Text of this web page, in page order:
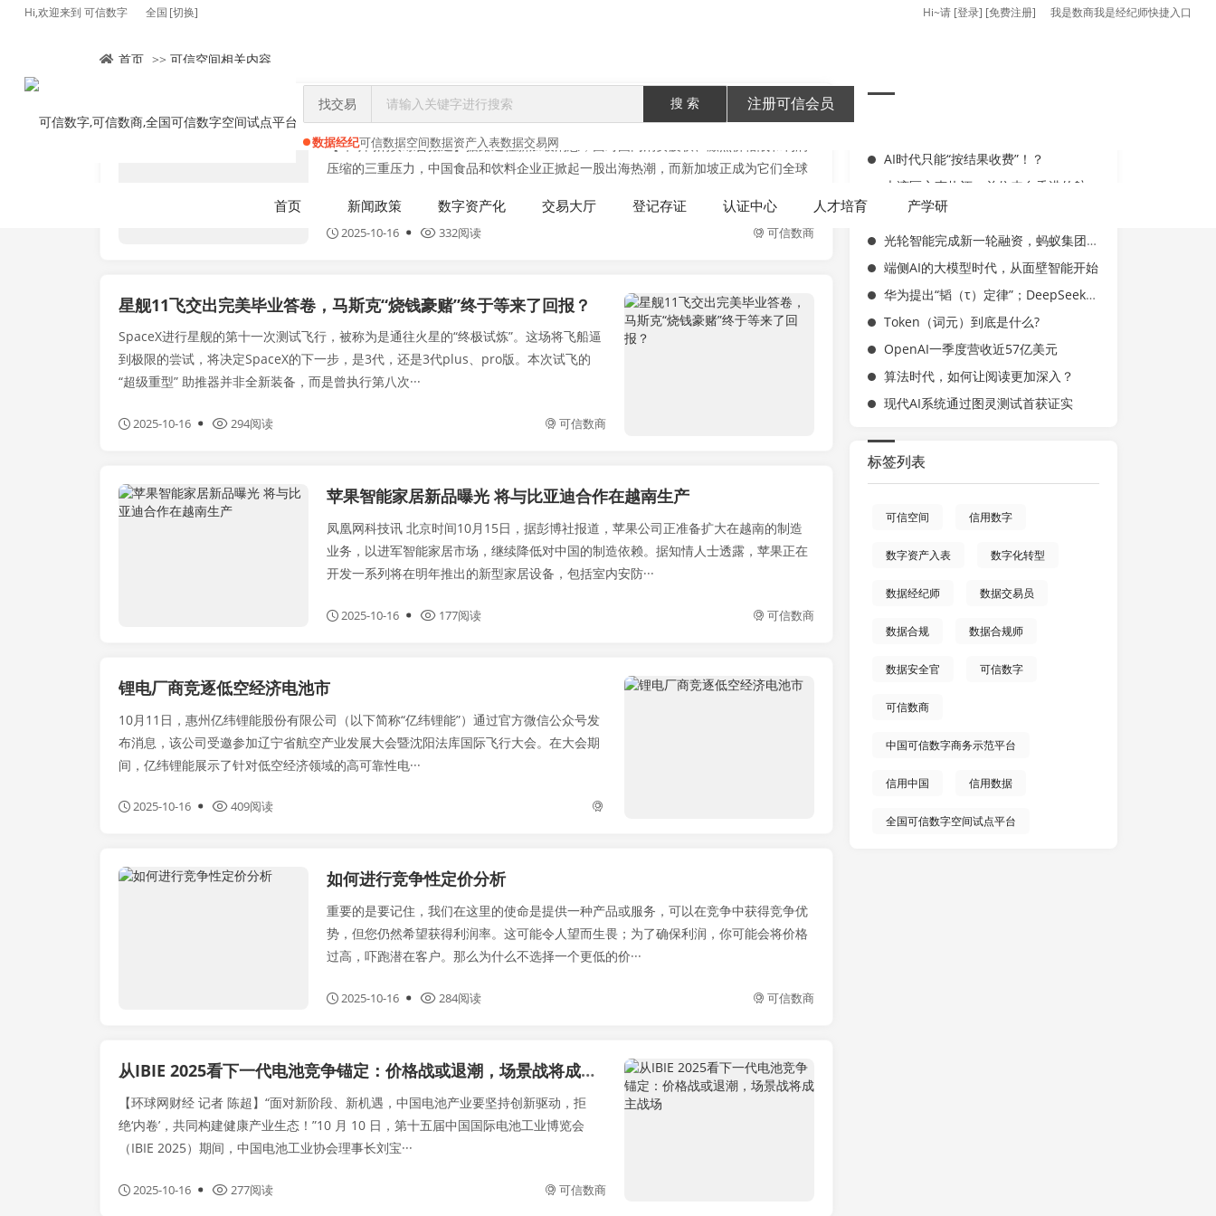
Hi,欢迎来到 可信数字 全国 [切换] Hi~请 [登录] [免费注册] 我是数商我是经纪师快捷入口
找交易 搜 索 注册可信会员
数据经纪可信数据空间数据资产入表数据交易网
首页 新闻政策 数字资产化 交易大厅 登记存证 认证中心 人才培育 产学研
首页 >> 可信空间相关内容
数字资产化
中国餐饮品牌掀起“新加坡热”
【环球网消费综合报道】据路透社新加坡消息，面对国内消费疲软、激烈价格战和利润
压缩的三重压力，中国食品和饮料企业正掀起一股出海热潮，而新加坡正成为它们全球
2025-10-16 332阅读 可信数商
星舰11飞交出完美毕业答卷，马斯克“烧钱豪赌”终于等来了回报？
SpaceX进行星舰的第十一次测试飞行，被称为是通往火星的“终极试炼”。这场将飞船逼
到极限的尝试，将决定SpaceX的下一步，是3代，还是3代plus、pro版。本次试飞的
“超级重型” 助推器并非全新装备，而是曾执行第八次···
2025-10-16 294阅读 可信数商
产学研
苹果智能家居新品曝光 将与比亚迪合作在越南生产
凤凰网科技讯 北京时间10月15日，据彭博社报道，苹果公司正准备扩大在越南的制造
业务，以进军智能家居市场，继续降低对中国的制造依赖。据知情人士透露，苹果正在
开发一系列将在明年推出的新型家居设备，包括室内安防···
2025-10-16 177阅读 可信数商
锂电厂商竞逐低空经济电池市
10月11日，惠州亿纬锂能股份有限公司（以下简称“亿纬锂能”）通过官方微信公众号发
布消息，该公司受邀参加辽宁省航空产业发展大会暨沈阳法库国际飞行大会。在大会期
间，亿纬锂能展示了针对低空经济领域的高可靠性电···
2025-10-16 409阅读
新闻政策
如何进行竞争性定价分析
重要的是要记住，我们在这里的使命是提供一种产品或服务，可以在竞争中获得竞争优
势，但您仍然希望获得利润率。这可能令人望而生畏；为了确保利润，你可能会将价格
过高，吓跑潜在客户。那么为什么不选择一个更低的价···
2025-10-16 284阅读 可信数商
从IBIE 2025看下一代电池竞争锚定：价格战或退潮，场景战将成主战场
【环球网财经 记者 陈超】“面对新阶段、新机遇，中国电池产业要坚持创新驱动，拒
绝‘内卷’，共同构建健康产业生态！”10 月 10 日，第十五届中国国际电池工业博览会
（IBIE 2025）期间，中国电池工业协会理事长刘宝···
2025-10-16 277阅读 可信数商
AI时代只能“按结果收费”！？
北京将开展卫星物联网业务商用试验
光轮智能完成新一轮融资，蚂蚁集团领投
端侧AI的大模型时代，从面壁智能开始
华为提出“韬（τ）定律”；DeepSeek登顶全球调用榜
Token（词元）到底是什么?
OpenAI一季度营收近57亿美元
算法时代，如何让阅读更加深入？
现代AI系统通过图灵测试首获证实
标签列表
可信空间 信用数字
数字资产入表 数字化转型
数据经纪师 数据交易员
数据合规 数据合规师
数据安全官 可信数字
可信数商
中国可信数字商务示范平台
信用中国 信用数据
全国可信数字空间试点平台